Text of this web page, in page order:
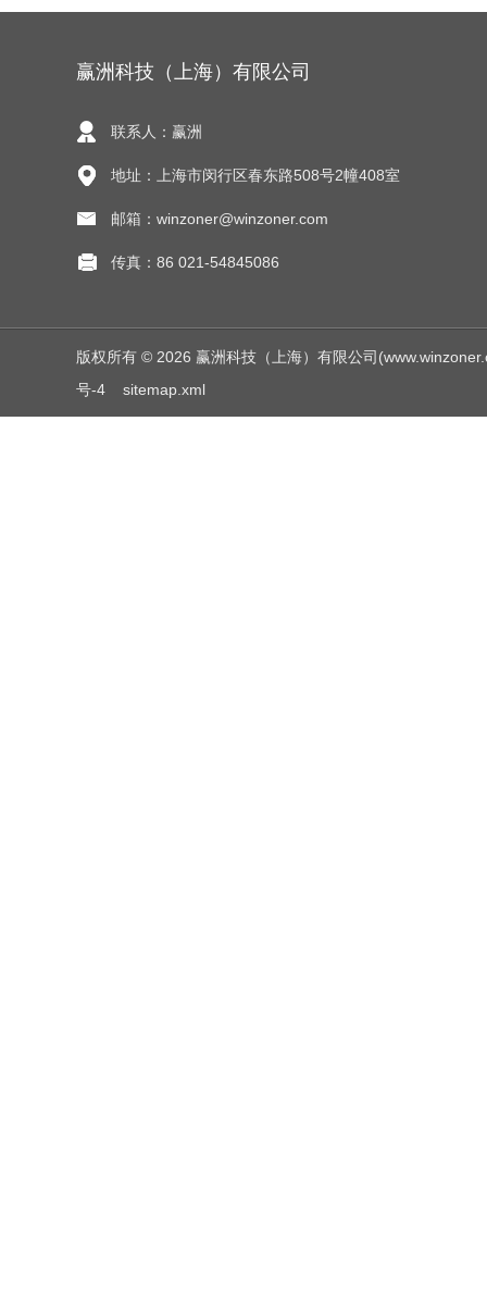
赢洲科技（上海）有限公司
联系人：赢洲
地址：上海市闵行区春东路508号2幢408室
邮箱：winzoner@winzoner.com
传真：86 021-54845086
版权所有 © 2026 赢洲科技（上海）有限公司
号-4
sitemap.xml